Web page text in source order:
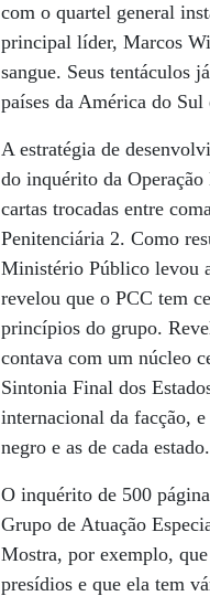
com o quartel general
principal líder, Marcos
sangue. Seus tentáculos
países da América do Sul
A estratégia de
do inquérito da
cartas trocadas entre
Penitenciária 2. Como
Ministério Público levou
revelou que o PCC tem
princípios do grupo.
contava com um núcleo
Sintonia Final dos
internacional da facção,
negro e as de cada estado.
O inquérito de 500
Grupo de Atuação
Mostra, por exemplo,
presídios e que ela tem